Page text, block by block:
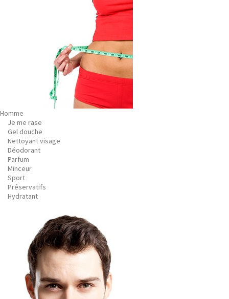
Homme
Je me rase
Gel douche
Nettoyant visage
Déodorant
Parfum
Minceur
Sport
Préservatifs
Hydratant